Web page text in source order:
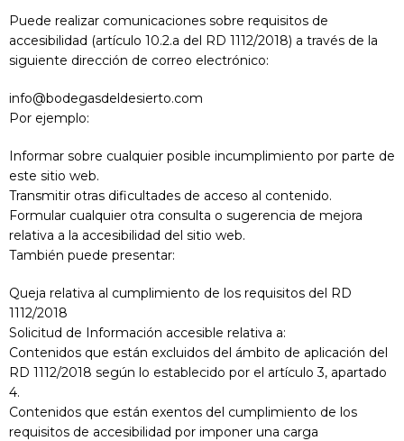
Puede realizar comunicaciones sobre requisitos de
accesibilidad (artículo 10.2.a del RD 1112/2018) a través de la
siguiente dirección de correo electrónico:
info@bodegasdeldesierto.com
Por ejemplo:
Informar sobre cualquier posible incumplimiento por parte de
este sitio web.
Transmitir otras dificultades de acceso al contenido.
Formular cualquier otra consulta o sugerencia de mejora
relativa a la accesibilidad del sitio web.
También puede presentar:
Queja relativa al cumplimiento de los requisitos del RD
1112/2018
Solicitud de Información accesible relativa a:
Contenidos que están excluidos del ámbito de aplicación del
RD 1112/2018 según lo establecido por el artículo 3, apartado
4.
Contenidos que están exentos del cumplimiento de los
requisitos de accesibilidad por imponer una carga